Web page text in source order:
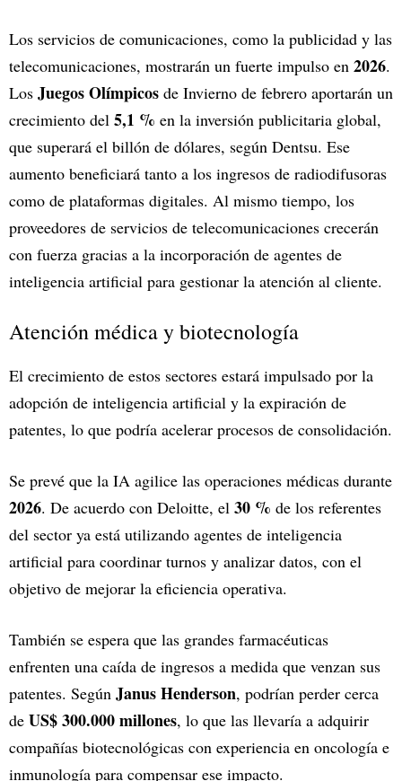
Los servicios de comunicaciones, como la publicidad y las
telecomunicaciones, mostrarán un fuerte impulso en 2026.
Los Juegos Olímpicos de Invierno de febrero aportarán un
crecimiento del 5,1 % en la inversión publicitaria global,
que superará el billón de dólares, según Dentsu. Ese
aumento beneficiará tanto a los ingresos de radiodifusoras
como de plataformas digitales. Al mismo tiempo, los
proveedores de servicios de telecomunicaciones crecerán
con fuerza gracias a la incorporación de agentes de
inteligencia artificial para gestionar la atención al cliente.
Atención médica y biotecnología
El crecimiento de estos sectores estará impulsado por la
adopción de inteligencia artificial y la expiración de
patentes, lo que podría acelerar procesos de consolidación.
Se prevé que la IA agilice las operaciones médicas durante
2026. De acuerdo con Deloitte, el 30 % de los referentes
del sector ya está utilizando agentes de inteligencia
artificial para coordinar turnos y analizar datos, con el
objetivo de mejorar la eficiencia operativa.
También se espera que las grandes farmacéuticas
enfrenten una caída de ingresos a medida que venzan sus
patentes. Según Janus Henderson, podrían perder cerca
de US$ 300.000 millones, lo que las llevaría a adquirir
compañías biotecnológicas con experiencia en oncología e
inmunología para compensar ese impacto.